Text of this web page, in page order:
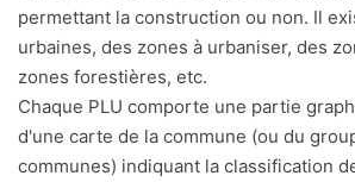
permettant la construction ou non. Il
urbaines, des zones à urbaniser, des
zones forestières, etc.
Chaque PLU comporte une partie
d'une carte de la commune (ou du
communes) indiquant la classification